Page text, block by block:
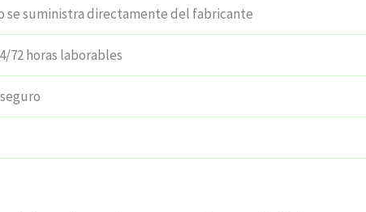
se suministra directamente del fabricante
72 horas laborables